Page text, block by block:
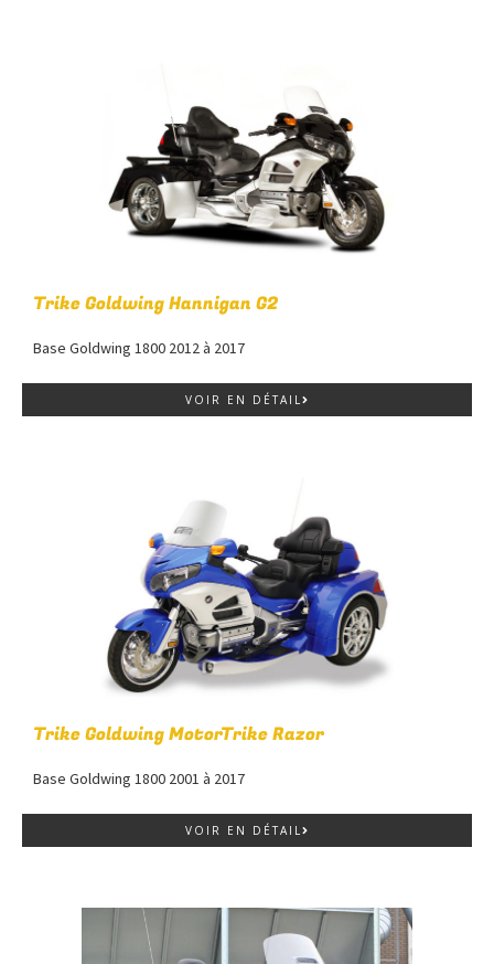
Trike Goldwing Hannigan G2
Base Goldwing 1800 2012 à 2017
VOIR EN DÉTAIL
Trike Goldwing MotorTrike Razor
Base Goldwing 1800 2001 à 2017
VOIR EN DÉTAIL